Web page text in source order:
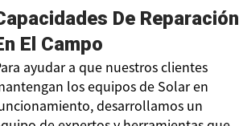
De Reparación
El Campo
ayudar a que nuestros clientes
los equipos de Solar en
desarrollamos un